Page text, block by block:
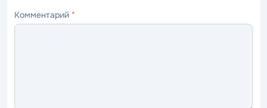
—
—
—
—
—
Комментарий *